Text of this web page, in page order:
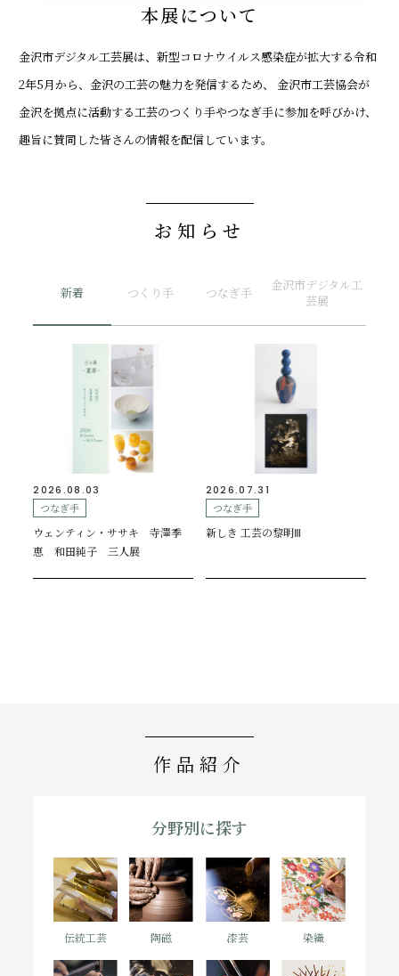
本展について
⾦沢市デジタル⼯芸展は、新型コロナウイルス感染症が拡⼤する令和
2年5⽉から、⾦沢の⼯芸の魅⼒を発信するため、
⾦沢市⼯芸協会が
⾦沢を拠点に活動する⼯芸のつくり⼿やつなぎ⼿に参加を呼びかけ、
趣旨に賛同した皆さんの情報を配信しています。
お知らせ
新着 つくり手 つなぎ手
金沢市デジタル工
芸展
2026.08.03
つなぎ手
ウェンティン・ササキ 寺澤季
恵 和田純子 三人展
2026.07.31
つなぎ手
新しき 工芸の黎明Ⅲ
作品紹介
分野別に探す
伝統工芸 陶磁 漆芸 染織